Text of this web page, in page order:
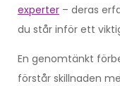
experter – deras
du står inför ett
En genomtänkt
förstår skillnaden